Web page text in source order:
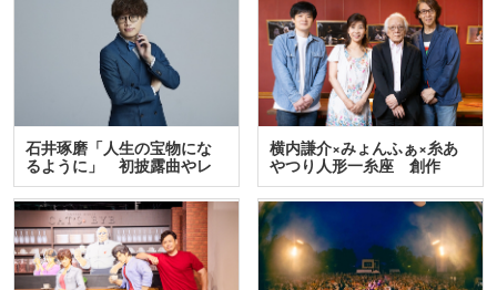
石井琢磨「人生の宝物にな
るように」 初披露曲やレ
ア…
横内謙介×みょんふぁ×糸あ
やつり人形一糸座 創作
人…